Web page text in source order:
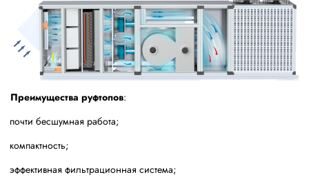
Преимущества руфтопов:
почти бесшумная работа;
компактность;
эффективная фильтрационная система;